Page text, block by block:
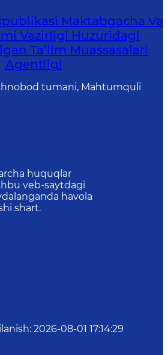
Maktabgacha Va
Vazirligi Huzuridagi
Ta’lim Muassasalari
Agentligi
tumani, Mahtumquli
huquqlar
veb-saytdagi
havola
shart.
: 2026-08-01 17:14:29